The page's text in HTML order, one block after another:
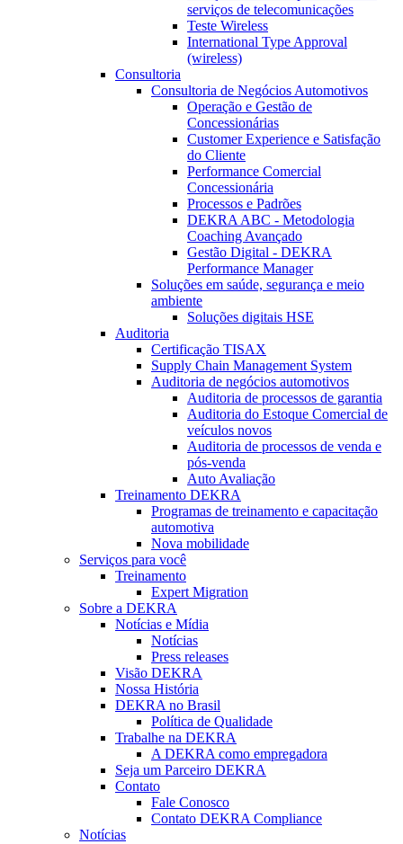
serviços de telecomunicações
Teste Wireless
International Type Approval
(wireless)
Consultoria
Consultoria de Negócios Automotivos
Operação e Gestão de
Concessionárias
Customer Experience e Satisfação
do Cliente
Performance Comercial
Concessionária
Processos e Padrões
DEKRA ABC - Metodologia
Coaching Avançado
Gestão Digital - DEKRA
Performance Manager
Soluções em saúde, segurança e meio
ambiente
Soluções digitais HSE
Auditoria
Certificação TISAX
Supply Chain Management System
Auditoria de negócios automotivos
Auditoria de processos de garantia
Auditoria do Estoque Comercial de
veículos novos
Auditoria de processos de venda e
pós-venda
Auto Avaliação
Treinamento DEKRA
Programas de treinamento e capacitação
automotiva
Nova mobilidade
Serviços para você
Treinamento
Expert Migration
Sobre a DEKRA
Notícias e Mídia
Notícias
Press releases
Visão DEKRA
Nossa História
DEKRA no Brasil
Política de Qualidade
Trabalhe na DEKRA
A DEKRA como empregadora
Seja um Parceiro DEKRA
Contato
Fale Conosco
Contato DEKRA Compliance
Notícias